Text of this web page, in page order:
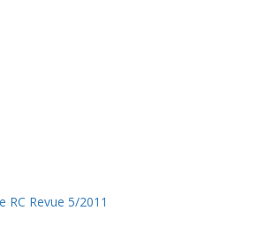
RC Revue 5/2011